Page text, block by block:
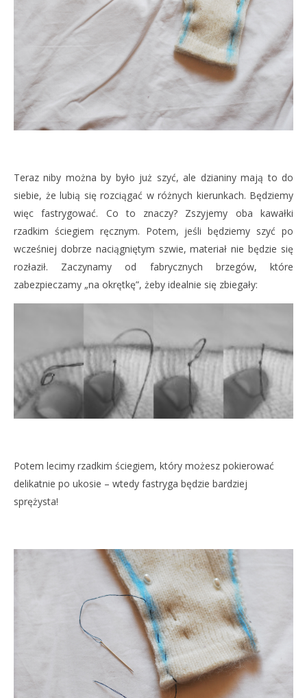
Teraz niby można by było już szyć, ale dzianiny mają to do
siebie, że lubią się rozciągać w różnych kierunkach. Będziemy
więc fastrygować. Co to znaczy? Zszyjemy oba kawałki
rzadkim ściegiem ręcznym. Potem, jeśli będziemy szyć po
wcześniej dobrze naciągniętym szwie, materiał nie będzie się
rozłaził. Zaczynamy od fabrycznych brzegów, które
zabezpieczamy „na okrętkę”, żeby idealnie się zbiegały:
Potem lecimy rzadkim ściegiem, który możesz pokierować
delikatnie po ukosie – wtedy fastryga będzie bardziej
sprężysta!